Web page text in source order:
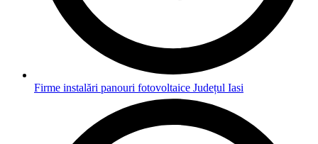
Firme instalări panouri fotovoltaice Județul Iasi